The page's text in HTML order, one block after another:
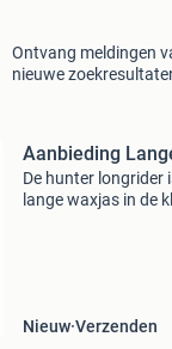
Ontvang meldingen
nieuwe
Aanbieding
De hunter longrider
lange waxjas in de
Nieuw Verzenden